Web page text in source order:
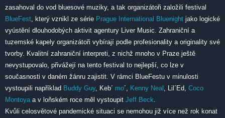
zasahoval do vod bluesové muziky, a tak organizátoři založili festival
BlueFest , který vznikl ze série Prague International Bluenight jako logické
vyústění dlouhodobých aktivit agentury Liver Music. Zahraniční a
tuzemské kapely organizátoři vybírají podle profesionality a originality své
tvorby. Kvalitní zahraniční interpreti, z nichž mnoho v Praze ještě
nevystupovalo, přivážejí na tento festival to nejlepší, co lze v
současnosti v daném žánru zajistit. V rámci BlueFestu v minulosti
vystoupili například Buddy Guy, Keb´ mo´, Kenny Neal , Lil´Ed, Coco
Montoya a v loňském roce měl vystoupit Jeff Beck
Kvůli celosvětové pandemické situaci se nemohou již více než rok konat